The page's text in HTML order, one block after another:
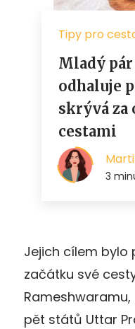
Jejich cílem bylo
začátku své
pět států Uttar